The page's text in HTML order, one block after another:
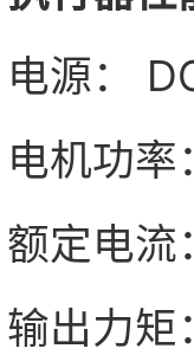
电源：
电机功
额定电
输出力